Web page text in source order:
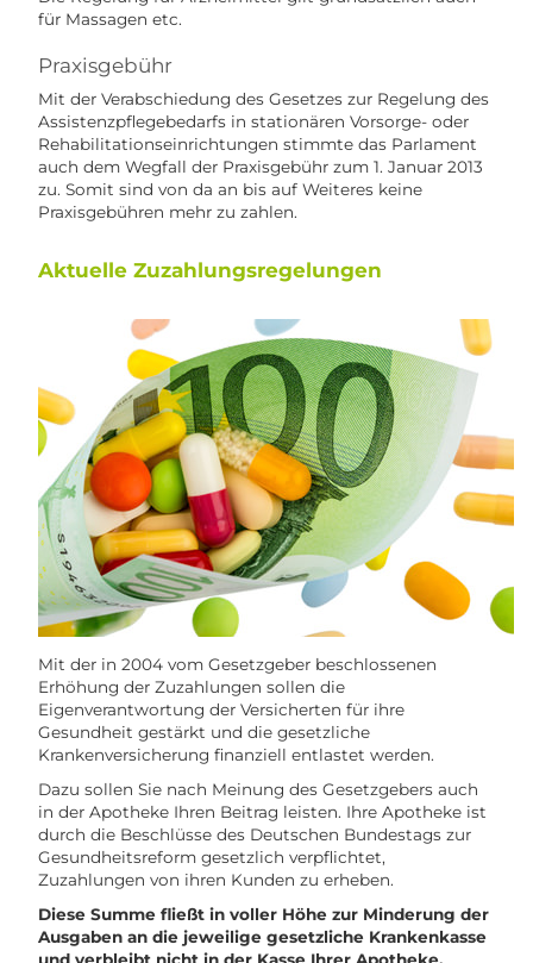
für Massagen etc.
Praxisgebühr
Mit der Verabschiedung des Gesetzes zur Regelung des
Assistenzpflegebedarfs in stationären Vorsorge- oder
Rehabilitationseinrichtungen stimmte das Parlament
auch dem Wegfall der Praxisgebühr zum 1. Januar 2013
zu. Somit sind von da an bis auf Weiteres keine
Praxisgebühren mehr zu zahlen.
Aktuelle Zuzahlungsregelungen
Mit der in 2004 vom Gesetzgeber beschlossenen
Erhöhung der Zuzahlungen sollen die
Eigenverantwortung der Versicherten für ihre
Gesundheit gestärkt und die gesetzliche
Krankenversicherung finanziell entlastet werden.
Dazu sollen Sie nach Meinung des Gesetzgebers auch
in der Apotheke Ihren Beitrag leisten. Ihre Apotheke ist
durch die Beschlüsse des Deutschen Bundestags zur
Gesundheitsreform gesetzlich verpflichtet,
Zuzahlungen von ihren Kunden zu erheben.
Diese Summe fließt in voller Höhe zur Minderung der
Ausgaben an die jeweilige gesetzliche Krankenkasse
und verbleibt nicht in der Kasse Ihrer Apotheke.